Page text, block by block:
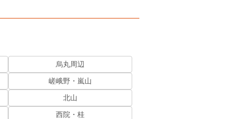
烏丸周辺
嵯峨野・嵐山
北山
西院・桂